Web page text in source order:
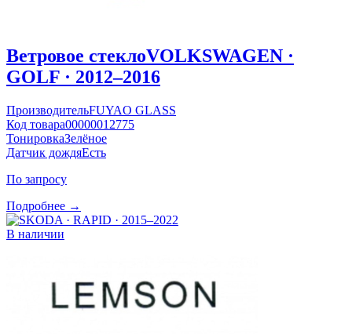
Ветровое стеклоVOLKSWAGEN ·
GOLF · 2012–2016
ПроизводительFUYAO GLASS
Код товара00000012775
ТонировкаЗелёное
Датчик дождяЕсть
По запросу
Подробнее →
В наличии